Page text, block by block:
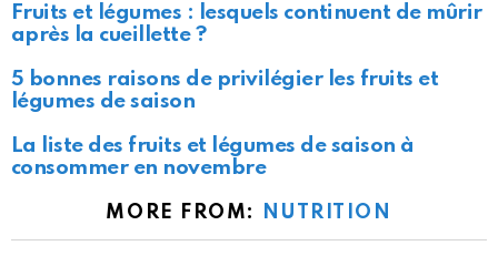
Fruits et légumes : lesquels continuent de mûrir
après la cueillette ?
5 bonnes raisons de privilégier les fruits et
légumes de saison
La liste des fruits et légumes de saison à
consommer en novembre
MORE FROM: NUTRITION